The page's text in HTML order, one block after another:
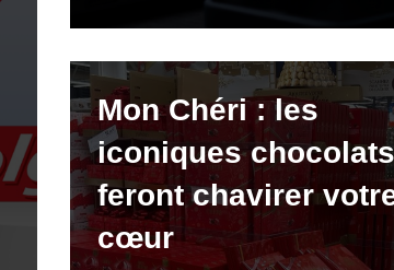
Mon Chéri : les
iconiques
feront chavirer
cœur